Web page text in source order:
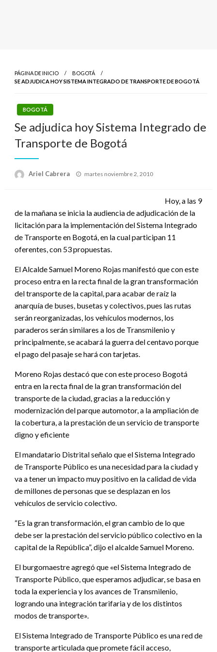
PÁGINA DE INICIO
BOGOTÁ
SE ADJUDICA HOY SISTEMA INTEGRADO DE TRANSPORTE DE BOGOTÁ
BOGOTÁ
Se adjudica hoy Sistema Integrado de
Transporte de Bogotá
Ariel Cabrera
Publicado
martes noviembre 2, 2010
Hoy, a las 9
de la mañana se inicia la audiencia de adjudicación de la
licitación para la implementación del Sistema Integrado
de Transporte en Bogotá, en la cual participan 11
oferentes, con 53 propuestas.
El Alcalde Samuel Moreno Rojas manifestó que con este
proceso entra en la recta final de la gran transformación
del transporte de la capital, para acabar de raíz la
anarquía de buses, busetas y colectivos, pues las rutas
serán reorganizadas, los vehículos modernos, los
paraderos serán similares a los de Transmilenio y
principalmente, se acabará la guerra del centavo porque
el pago del pasaje se hará con tarjetas.
Moreno Rojas destacó que con este proceso Bogotá
entra en la recta final de la gran transformación del
transporte de la ciudad, gracias a la reducción y
modernización del parque automotor, a la ampliación de
la cobertura, a la prestación de un servicio de transporte
digno y eficiente
El mandatario Distrital señalo que el Sistema Integrado
de Transporte Público es una necesidad para la ciudad y
va a tener un impacto muy positivo en la calidad de vida
de millones de personas que se desplazan en los
vehículos de servicio colectivo.
“Es la gran transformación, el gran cambio de lo que
debe ser la prestación del servicio público colectivo en la
capital de la República”, dijo el alcalde Samuel Moreno.
El burgomaestre agregó que «el Sistema Integrado de
Transporte Público, que esperamos adjudicar, se basa en
toda la experiencia y los avances de Transmilenio,
logrando una integración tarifaria y de los distintos
modos de transporte».
El Sistema Integrado de Transporte Público es una red de
transporte articulada que promete fácil acceso,